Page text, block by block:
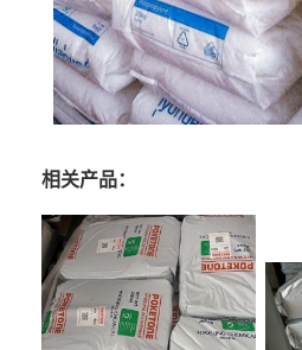
相关产品：